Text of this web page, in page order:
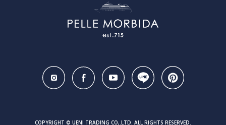
COPYRIGHT © UENI TRADING CO,.LTD. ALL RIGHTS RESERVED.